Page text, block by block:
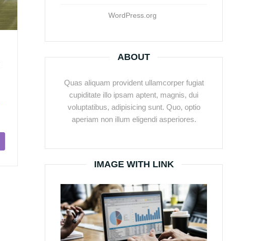
WordPress.org
ABOUT
Quas aliquam provident ullamcorper fugiat
cupiditate illo ipsam aptent, magnis, dui
voluptatibus, adipisicing sunt. Quo, optio
aperiam non illum eligendi asperiores.
IMAGE WITH LINK